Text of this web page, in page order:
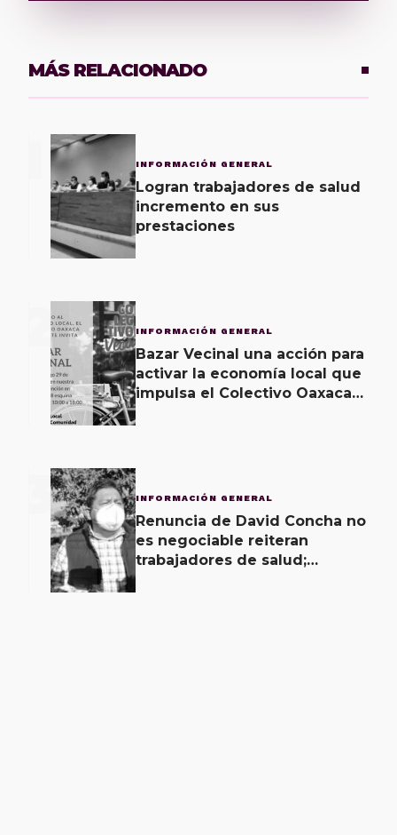
MÁS RELACIONADO
INFORMACIÓN GENERAL
Logran trabajadores de salud
incremento en sus
prestaciones
2 INFORMACIÓN GENERAL
Bazar Vecinal una acción para
activar la economía local que
impulsa el Colectivo Oaxaca
3 INFORMACIÓN GENERAL
Renuncia de David Concha no
es negociable reiteran
trabajadores de salud;